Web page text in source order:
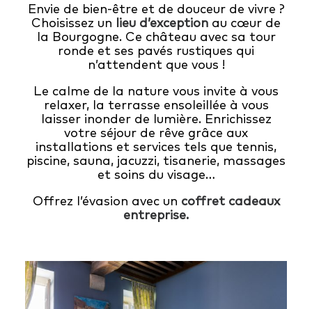
Envie de bien-être et de douceur de vivre ?
Choisissez un lieu d’exception au cœur de
la Bourgogne. Ce château avec sa tour
ronde et ses pavés rustiques qui
n’attendent que vous !
Le calme de la nature vous invite à vous
relaxer, la terrasse ensoleillée à vous
laisser inonder de lumière. Enrichissez
votre séjour de rêve grâce aux
installations et services tels que tennis,
piscine, sauna, jacuzzi, tisanerie, massages
et soins du visage…
Offrez l’évasion avec un coffret cadeaux
entreprise.